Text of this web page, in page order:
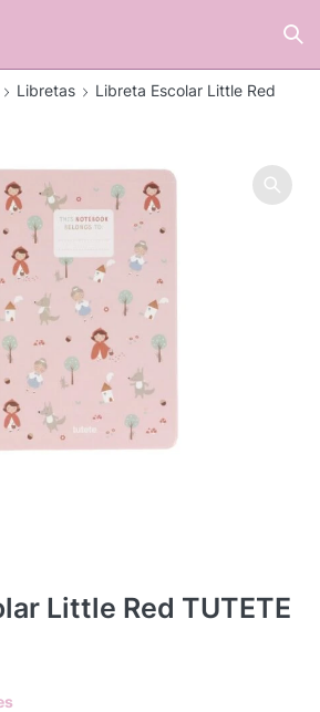
Libretas
Libreta Escolar Little Red
Little Red TUTETE